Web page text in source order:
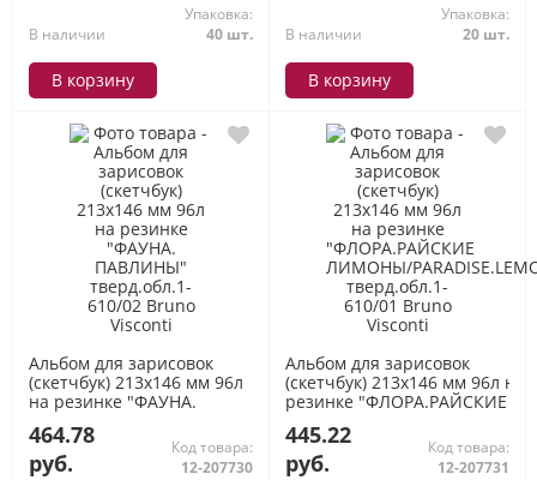
В наличии
Упаковка:
40 шт.
В корзину
В наличии
Упаковка:
20 шт.
В корзину
Альбом для зарисовок
(скетчбук) 213х146 мм 96л
на резинке "ФАУНА.
610/02 Bruno Visconti
464.78
руб.
Код товара:
12-207730
Альбом для зарисовок
(скетчбук) 213х146 мм 96л на
резинке "ФЛОРА.РАЙСКИЕ
тверд.обл.1-610/01 Bruno
Visconti
445.22
руб.
Код товара:
12-207731